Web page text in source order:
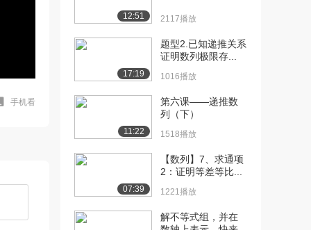
手机看
12:51 2117播放
17:19
题型2.已知递推关系
证明数列极限存...
1016播放
11:22
第六课——递推数
列（下）
1518播放
07:39
【数列】7、求通项
2：证明等差等比...
1221播放
解不等式组，并在